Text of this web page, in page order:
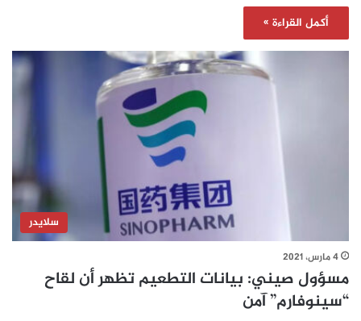
أكمل القراءة »
سلايدر
4 مارس، 2021
مسؤول صيني: بيانات التطعيم تظهر أن لقاح
“سينوفارم” آمن